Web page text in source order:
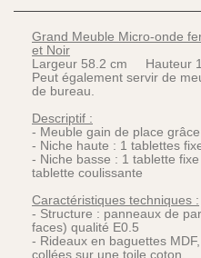
Grand Meuble Micro-onde
et Noir
Largeur 58.2 cm Hauteur
Peut également servir de
de bureau.
Descriptif :
- Meuble gain de place
- Niche haute : 1 tablettes
- Niche basse : 1 tablette
tablette coulissante
Caractéristiques techniques :
- Structure : panneaux de
faces) qualité E0.5
- Rideaux en baguettes
collées sur une toile coton.